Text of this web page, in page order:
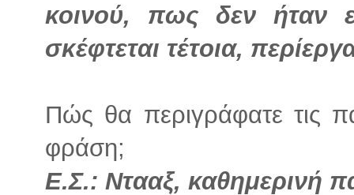
κοινού, πως δεν ήταν
σκέφτεται τέτοια,
Πώς θα περιγράφατε τις
φράση;
Ε.Σ.: Ντααξ, καθημερινή